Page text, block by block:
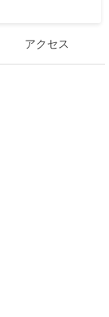
アクセス